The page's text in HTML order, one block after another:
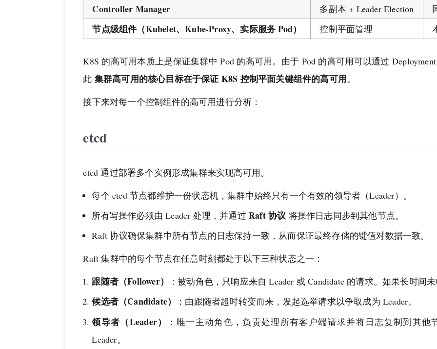
Controller Manager 多副本 + Leader Election
节点级组件（Kubelet、Kube-Proxy、实际服务 Pod） 控制平面管理
K8S 的高可用本质上是保证集群中 Pod 的高可用。由于 Pod 的高可用可以通过
此 集群高可用的核心目标在于保证 K8S 控制平面关键组件的高可用。
接下来对每一个控制组件的高可用进行分析：
etcd
etcd 通过部署多个实例形成集群来实现高可用。
每个 etcd 节点都维护一份状态机，集群中始终只有一个有效的领导者（Leader）。
所有写操作必须由 Leader 处理，并通过Raft 协议 将操作日志同步到其他节点。
Raft 协议确保集群中所有节点的日志保持一致，从而保证最终存储的键值对数据一致。
Raft 集群中的每个节点在任意时刻都处于以下三种状态之一：
跟随者（Follower） ：被动角色，只响应来自 Leader 或 Candidate 的请求。如果长时间
候选者（Candidate） ：由跟随者超时转变而来，发起选举请求以争取成为 Leader。
领导者（Leader）
：唯一主动角色，负责处理所有客户端请求并将日志复制到其
Leader。